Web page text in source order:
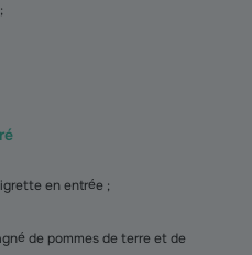
en entrée ;
de pommes de terre et de